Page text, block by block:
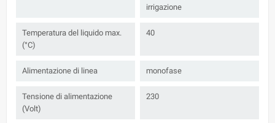
irrigazione
Temperatura del liquido max.
(°C)
40
Alimentazione di linea monofase
Tensione di alimentazione
(Volt)
230